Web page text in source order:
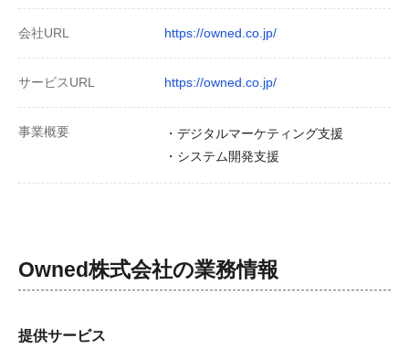
会社URL https://owned.co.jp/
サービスURL https://owned.co.jp/
事業概要
・デジタルマーケティング支援
・システム開発支援
Owned株式会社の業務情報
提供サービス